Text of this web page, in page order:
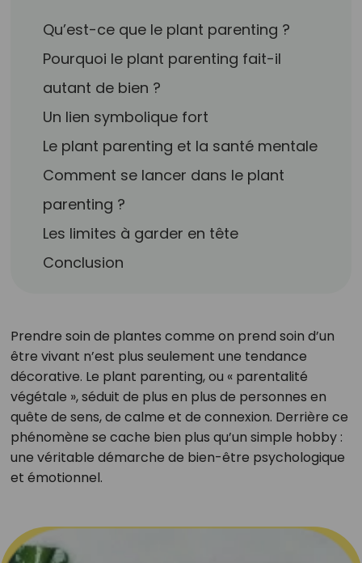
Qu’est-ce que le plant parenting ?
Pourquoi le plant parenting fait-il
autant de bien ?
Un lien symbolique fort
Le plant parenting et la santé mentale
Comment se lancer dans le plant
parenting ?
Les limites à garder en tête
Conclusion
Prendre soin de plantes comme on prend soin d’un
être vivant n’est plus seulement une tendance
décorative. Le plant parenting, ou « parentalité
végétale », séduit de plus en plus de personnes en
quête de sens, de calme et de connexion. Derrière ce
phénomène se cache bien plus qu’un simple hobby :
une véritable démarche de bien-être psychologique
et émotionnel.